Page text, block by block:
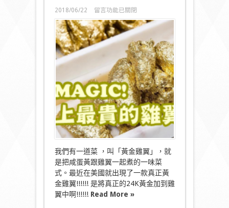
2018/06/22
在
〈全
球
最
昂
貴
「24K
黃
金
雞
翼
」〉
中
留言功能已關閉
我們有一道菜 ，叫「黃金雞翼」，就
是把咸蛋黃跟雞翼一起煮的一味菜
式。最近在美國就出現了一款真正黃
金雞翼!!!!!! 是將真正的24K黃金加到雞
翼中啊!!!!!! Read More »